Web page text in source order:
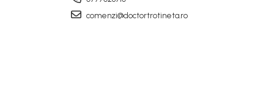
comenzi@doctortrotineta.ro